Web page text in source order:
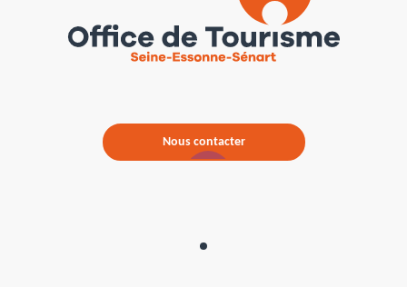
Nous contacter